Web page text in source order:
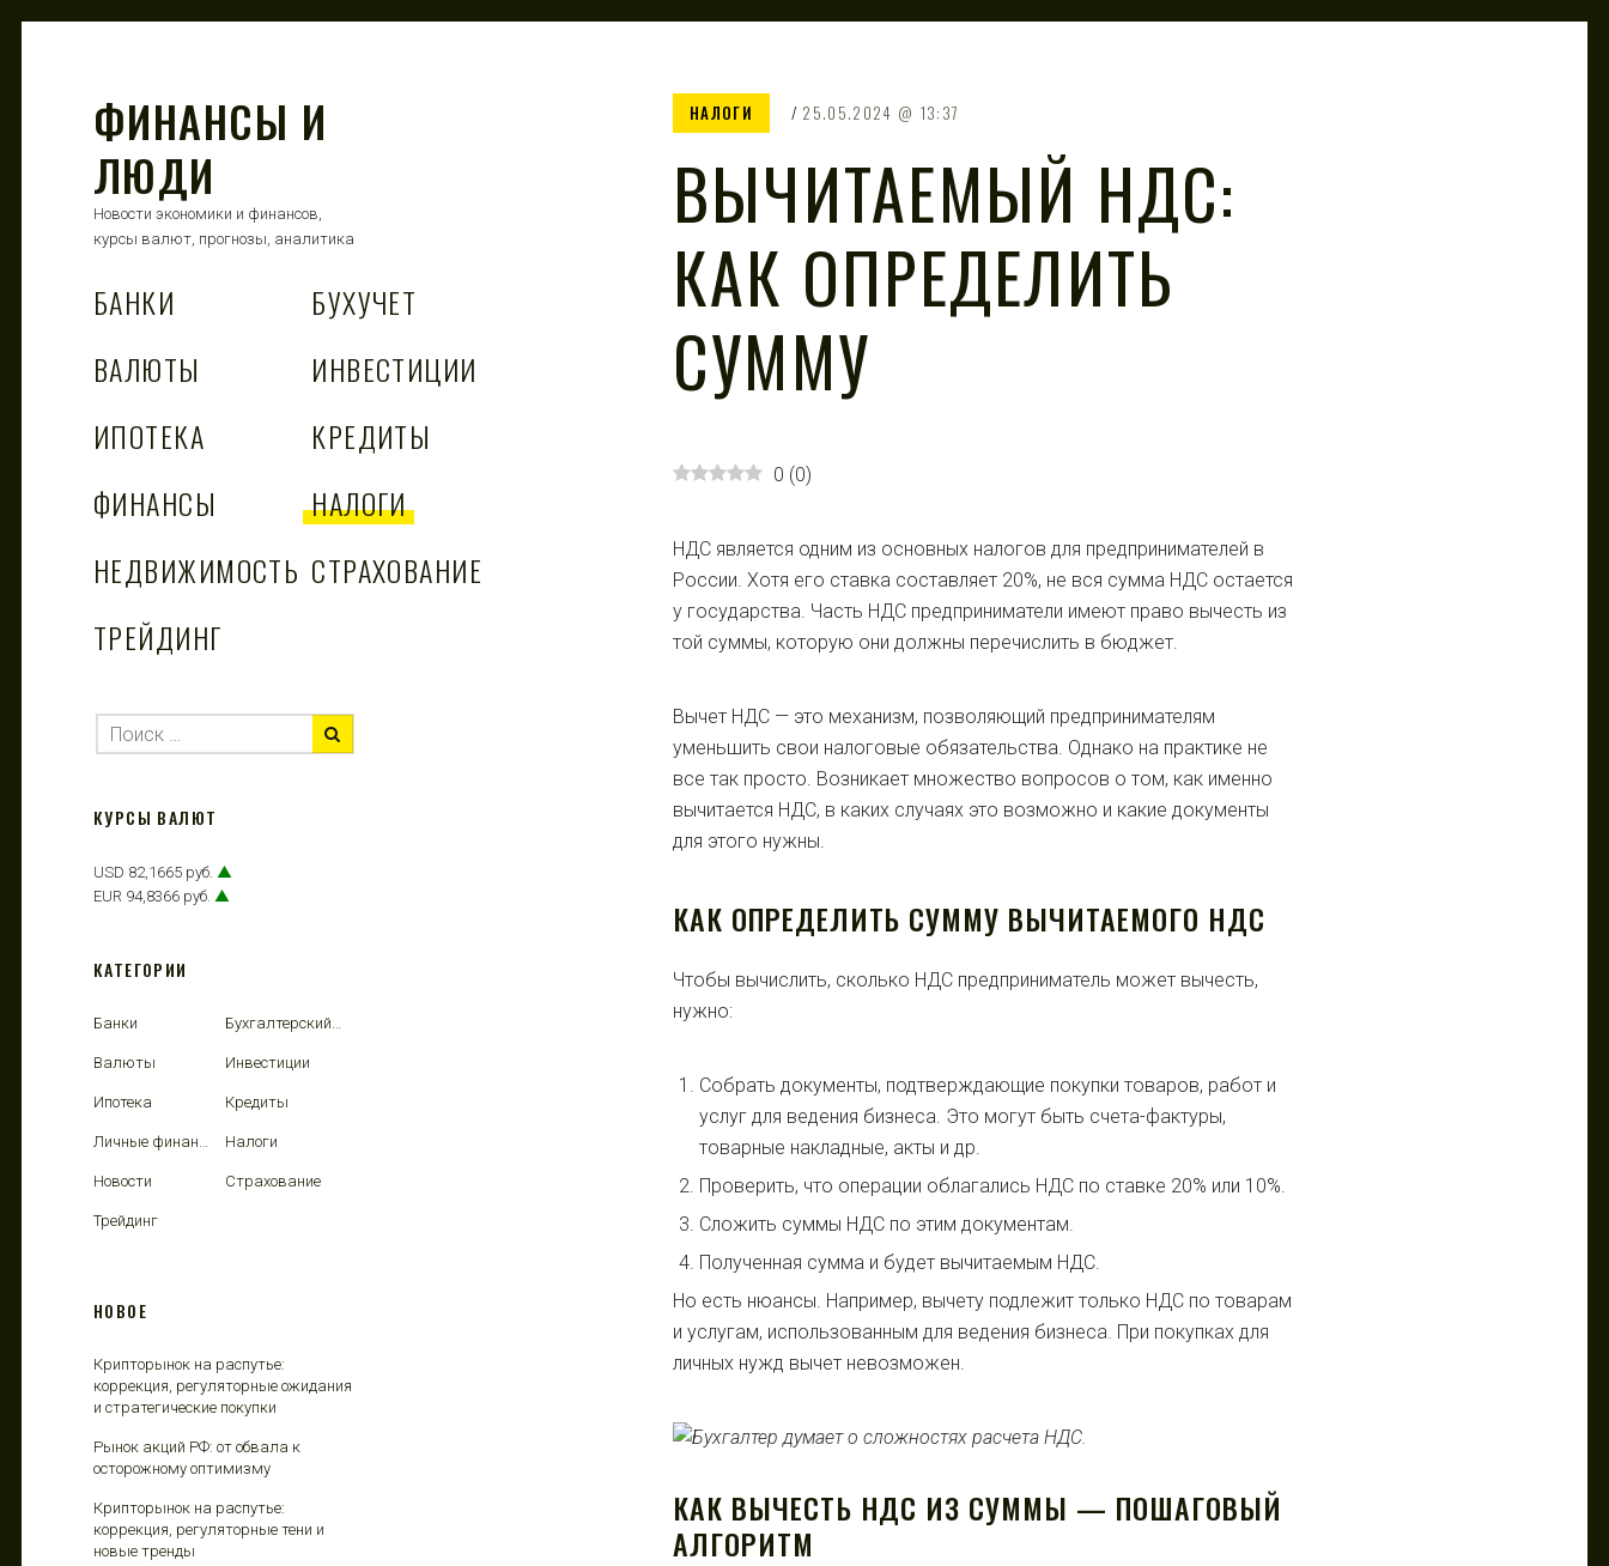
ФИНАНСЫ И
ЛЮДИ
Новости экономики и финансов,
курсы валют, прогнозы, аналитика
БАНКИ
БУХУЧЕТ
ВАЛЮТЫ
ИНВЕСТИЦИИ
ИПОТЕКА
КРЕДИТЫ
ФИНАНСЫ
НАЛОГИ
НЕДВИЖИМОСТЬ СТРАХОВАНИЕ
ТРЕЙДИНГ
НАЛОГИ 25.05.2024 13:37
ВЫЧИТАЕМЫЙ НДС:
КАК ОПРЕДЕЛИТЬ
СУММУ
0 (0)
НДС является одним из основных налогов для предпринимателей в
России. Хотя его ставка составляет 20%, не вся сумма НДС остается
у государства. Часть НДС предприниматели имеют право вычесть из
той суммы, которую они должны перечислить в бюджет.
Вычет НДС — это механизм, позволяющий предпринимателям
уменьшить свои налоговые обязательства. Однако на практике не
все так просто. Возникает множество вопросов о том, как именно
вычитается НДС, в каких случаях это возможно и какие документы
для этого нужны.
КАК ОПРЕДЕЛИТЬ СУММУ ВЫЧИТАЕМОГО НДС
Чтобы вычислить, сколько НДС предприниматель может вычесть,
нужно:
Собрать документы, подтверждающие покупки товаров, работ и
услуг для ведения бизнеса. Это могут быть счета-фактуры,
товарные накладные, акты и др.
Проверить, что операции облагались НДС по ставке 20% или 10%.
Сложить суммы НДС по этим документам.
Полученная сумма и будет вычитаемым НДС.
Но есть нюансы. Например, вычету подлежит только НДС по товарам
и услугам, использованным для ведения бизнеса. При покупках для
личных нужд вычет невозможен.
КАК ВЫЧЕСТЬ НДС ИЗ СУММЫ — ПОШАГОВЫЙ
АЛГОРИТМ
КУРСЫ ВАЛЮТ
USD 82,1665 руб. ▲
EUR 94,8366 руб. ▲
КАТЕГОРИИ
Банки Бухгалтерский учет
Валюты Инвестиции
Ипотека Кредиты
Личные финансы Налоги
Новости Страхование
Трейдинг
НОВОЕ
Крипторынок на распутье:
коррекция, регуляторные ожидания
и стратегические покупки
Рынок акций РФ: от обвала к
осторожному оптимизму
Крипторынок на распутье:
коррекция, регуляторные тени и
новые тренды